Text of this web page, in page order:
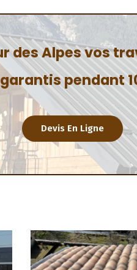
des Alpes vos
pendant
Devis En Ligne